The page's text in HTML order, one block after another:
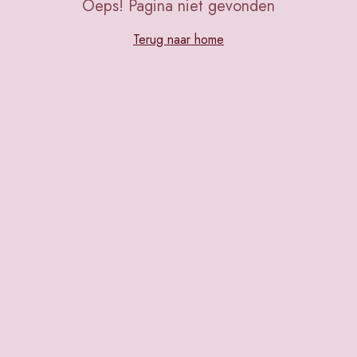
Oeps! Pagina niet gevonden
Terug naar home